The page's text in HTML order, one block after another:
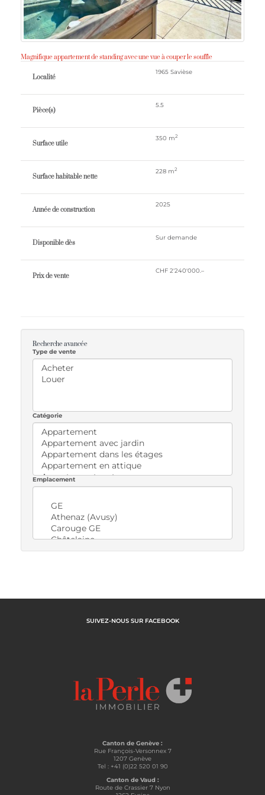
Magnifique appartement de standing avec une vue à couper le souffle
Localité
1965 Savièse
Pièce(s)
5.5
Surface utile
350 m2
Surface habitable nette
228 m2
Année de construction
2025
Disponible dès
Sur demande
Prix ​​de vente
CHF 2'240'000.–
Recherche avancée
Type de vente
Catégorie
Emplacement
SUIVEZ-NOUS SUR FACEBOOK
Canton de Genève :
Rue François-Versonnex 7
1207 Genève
Tel : +41 (0)22 520 01 90
Canton de Vaud :
Route de Crassier 7 Nyon